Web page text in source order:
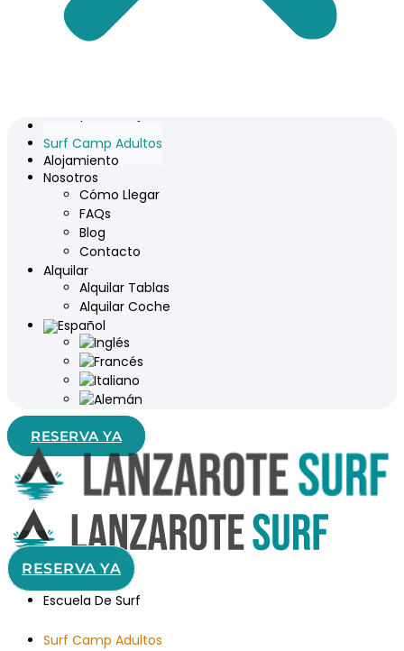
Escuela De Surf
Surf Camp Adultos
Alojamiento
Nosotros
Cómo Llegar
FAQs
Blog
Contacto
Alquilar
Alquilar Tablas
Alquilar Coche
RESERVA YA
RESERVA YA
Escuela De Surf
Surf Camp Adultos